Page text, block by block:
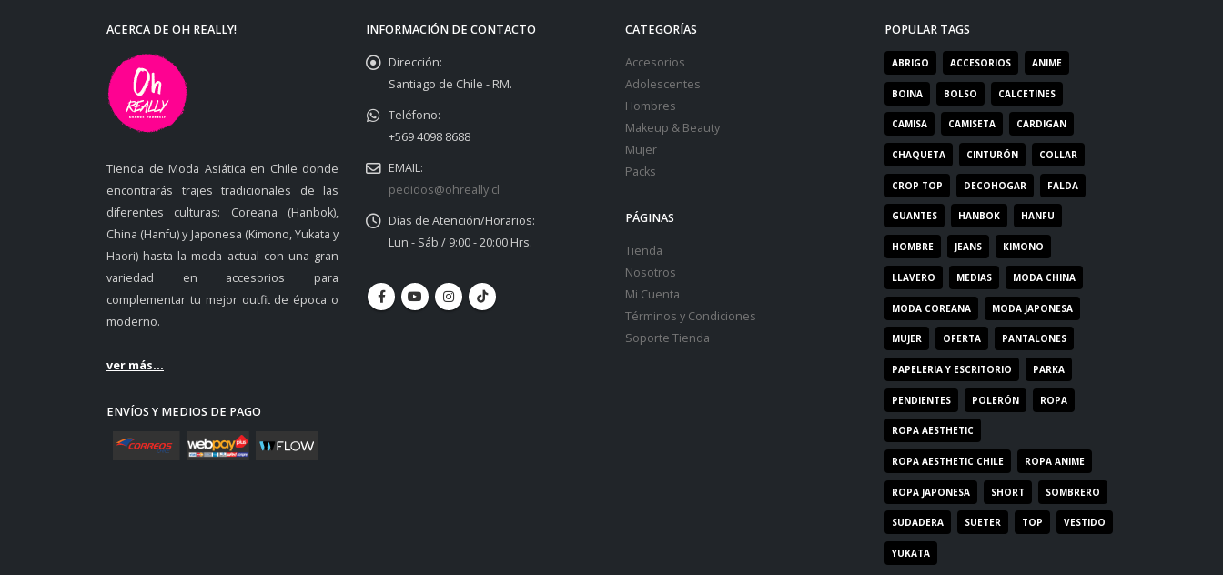
ACERCA DE OH REALLY!
Tienda de Moda Asiática en Chile donde
encontrarás trajes tradicionales de las
diferentes culturas: Coreana (Hanbok),
China (Hanfu) y Japonesa (Kimono, Yukata y
Haori) hasta la moda actual con una gran
variedad en accesorios para
complementar tu mejor outfit de época o
moderno.
ver más...
ENVÍOS Y MEDIOS DE PAGO
INFORMACIÓN DE CONTACTO
Dirección:
Santiago de Chile - RM.
Teléfono:
+569 4098 8688
EMAIL:
pedidos@ohreally.cl
Días de Atención/Horarios:
Lun - Sáb / 9:00 - 20:00 Hrs.
CATEGORÍAS
Accesorios
Adolescentes
Hombres
Makeup & Beauty
Mujer
Packs
PÁGINAS
Tienda
Nosotros
Mi Cuenta
Términos y Condiciones
Soporte Tienda
POPULAR TAGS
ABRIGO ACCESORIOS ANIME
BOINA BOLSO CALCETINES
CAMISA CAMISETA CARDIGAN
CHAQUETA CINTURÓN COLLAR
CROP TOP DECOHOGAR FALDA
GUANTES HANBOK HANFU
HOMBRE JEANS KIMONO
LLAVERO MEDIAS MODA CHINA
MODA COREANA MODA JAPONESA
MUJER OFERTA PANTALONES
PAPELERIA Y ESCRITORIO PARKA
PENDIENTES POLERÓN ROPA
ROPA AESTHETIC
ROPA AESTHETIC CHILE ROPA ANIME
ROPA JAPONESA SHORT SOMBRERO
SUDADERA SUETER TOP VESTIDO
YUKATA